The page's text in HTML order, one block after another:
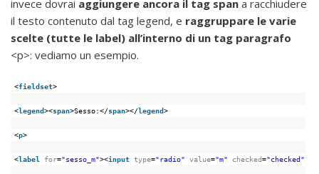
invece dovrai aggiungere ancora il tag span a racchiudere
il testo contenuto dal tag legend, e raggruppare le varie
scelte (tutte le label) all’interno di un tag paragrafo
<p>: vediamo un esempio.
<fieldset>
<legend><span>Sesso:</span></legend>
<p>
<label for="sesso_m"><input type="radio" value="m" checked="checked"